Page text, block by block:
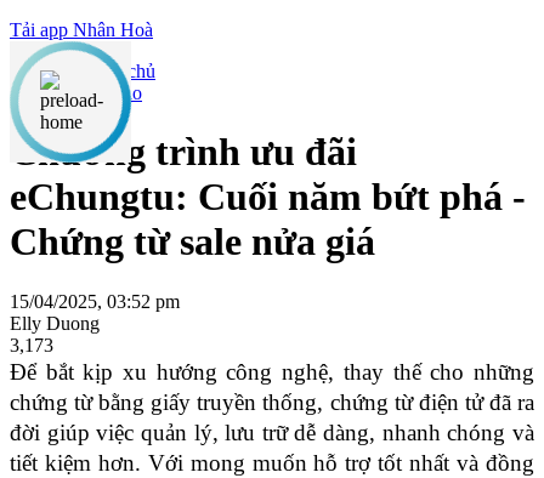
Tải app Nhân Hoà
Thông báo
Chương trình ưu đãi
eChungtu: Cuối năm bứt phá -
Chứng từ sale nửa giá
15/04/2025, 03:52 pm
Elly Duong
3,173
Để bắt kịp xu hướng công nghệ, thay thế cho những
chứng từ bằng giấy truyền thống, chứng từ điện tử đã ra
đời giúp việc quản lý, lưu trữ dễ dàng, nhanh chóng và
tiết kiệm hơn. Với mong muốn hỗ trợ tốt nhất và đồng